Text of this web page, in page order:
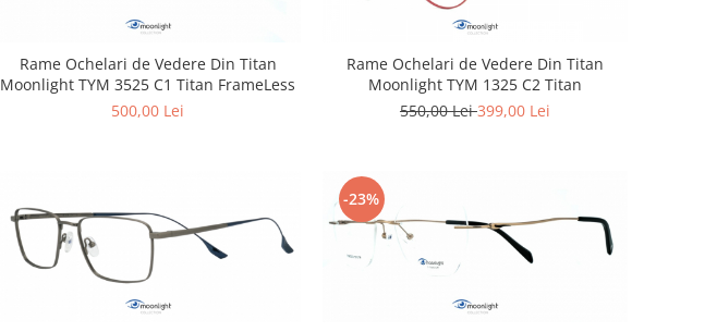
Rame Ochelari de Vedere Din Titan
Moonlight TYM 3525 C1 Titan FrameLess
500,00 Lei
Rame Ochelari de Vedere Din Titan
Moonlight TYM 1325 C2 Titan
550,00 Lei399,00 Lei
-23%